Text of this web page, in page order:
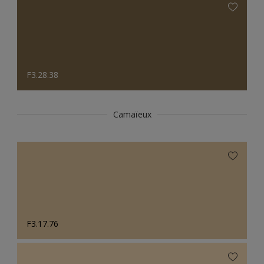
F3.28.38
Camaïeux
F3.17.76